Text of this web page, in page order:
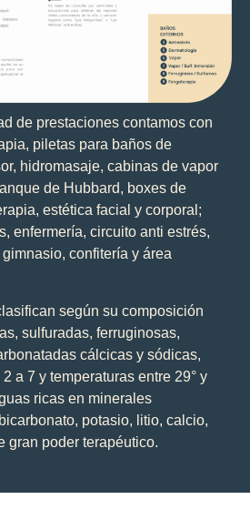
de prestaciones contamos con
piletas para baños de
hidromasaje, cabinas de vapor
de Hubbard, boxes de
estética facial y corporal;
enfermería, circuito anti estrés,
confitería y área
según su composición
sulfuradas, ferruginosas,
cálcicas y sódicas,
a 7 y temperaturas entre 29° y
ricas en minerales
potasio, litio, calcio,
gran poder terapéutico.